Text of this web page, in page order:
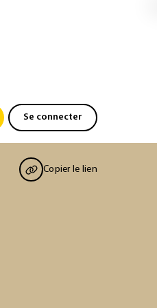
Se connecter
Copier le lien